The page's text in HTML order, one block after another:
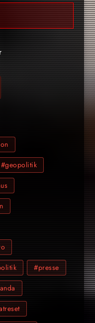
#geopolitik
#presse